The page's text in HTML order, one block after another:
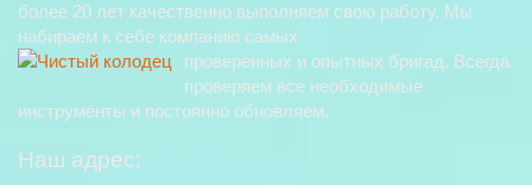
более 20 лет качественно выполняем свою работу. Мы
набираем к себе компанию самых
проверенных и опытных бригад. Всегда
проверяем все необходимые
инструменты и постоянно обновляем.
Наш адрес: